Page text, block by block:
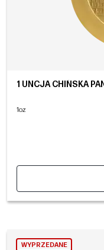
1 UNCJA CHIŃSKA
1oz
WYPRZEDANE